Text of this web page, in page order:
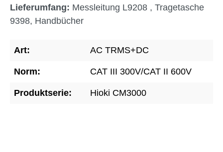
Lieferumfang: Messleitung L9208 , Tragetasche
9398, Handbücher
Art: AC TRMS+DC
Norm: CAT III 300V/CAT II 600V
Produktserie: Hioki CM3000